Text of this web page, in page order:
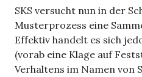
SKS versucht nun in der
Musterprozess eine
Effektiv handelt es sich
(vorab eine Klage auf
Verhaltens im Namen von